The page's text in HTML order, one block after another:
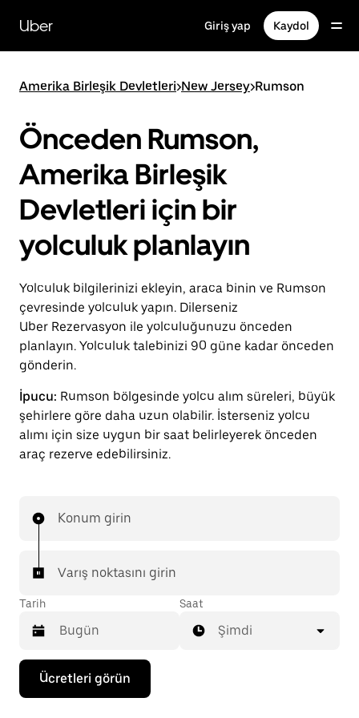
içeriğe
gidinUber Giriş yap Kaydol
Amerika Birleşik Devletleri>New Jersey>Rumson
Önceden Rumson,
Amerika Birleşik
Devletleri için bir
yolculuk planlayın
Yolculuk bilgilerinizi ekleyin, araca binin ve Rumson
çevresinde yolculuk yapın. Dilerseniz
Uber Rezervasyon ile yolculuğunuzu önceden
planlayın. Yolculuk talebinizi 90 güne kadar önceden
gönderin.
İpucu: Rumson bölgesinde yolcu alım süreleri, büyük
şehirlere göre daha uzun olabilir. İsterseniz yolcu
alımı için size uygun bir saat belirleyerek önceden
araç rezerve edebilirsiniz.
Konum girin
Varış noktasını girin
Tarih
Takvimle
etkileşime
geçmek
Saat
Şimdi
Ücretleri görün